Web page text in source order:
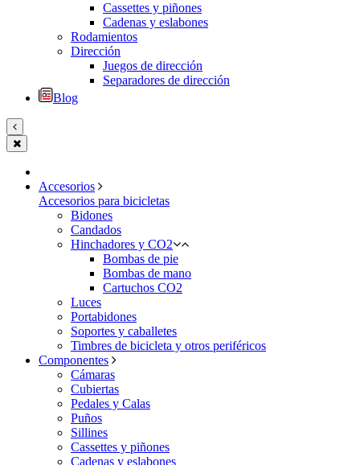
Cassettes y piñones
Cadenas y eslabones
Rodamientos
Dirección
Juegos de dirección
Separadores de dirección
Blog
Accesorios
Accesorios para bicicletas
Bidones
Candados
Hinchadores y CO2
Bombas de pie
Bombas de mano
Cartuchos CO2
Luces
Portabidones
Soportes y caballetes
Timbres de bicicleta y otros periféricos
Componentes
Cámaras
Cubiertas
Pedales y Calas
Puños
Sillines
Cassettes y piñones
Cadenas y eslabones